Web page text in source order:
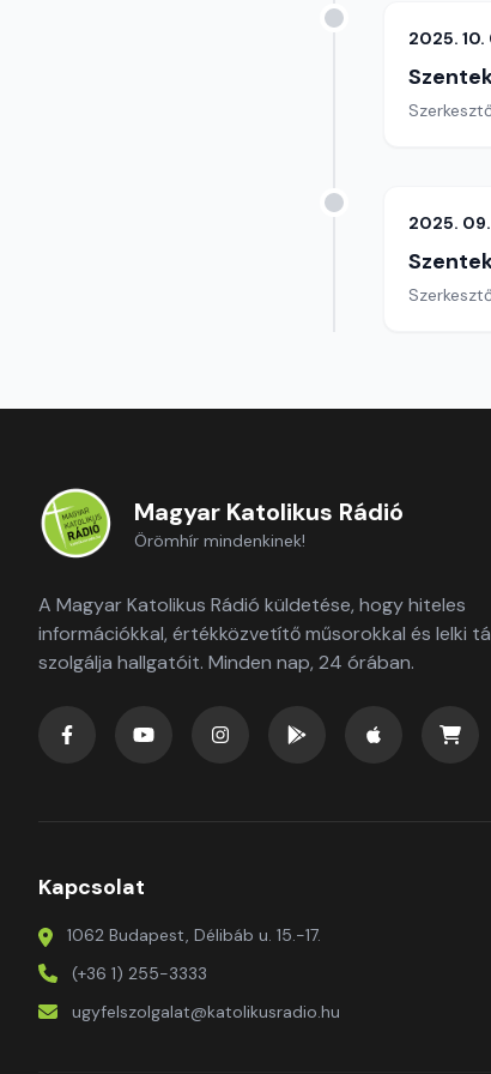
2025. 10.
2025.
Magyar Katolikus Rádió
Örömhír mindenkinek!
A Magyar Katolikus Rádió küldetése, hogy hiteles
információkkal, értékközvetítő műsorokkal és lelki
szolgálja hallgatóit. Minden nap, 24 órában.
Kapcsolat
1062 Budapest, Délibáb u. 15.-17.
(+36 1) 255-3333
ugyfelszolgalat@katolikusradio.hu